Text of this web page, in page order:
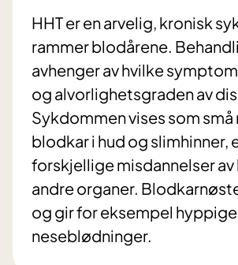
HHT er en arvelig, kronisk
rammer blodårene.
avhenger av hvilke
og alvorlighetsgraden av
Sykdommen vises som små
blodkar i hud og slimhinner,
forskjellige misdannelser av
andre organer.
og gir for eksempel hyppige
neseblødninger.